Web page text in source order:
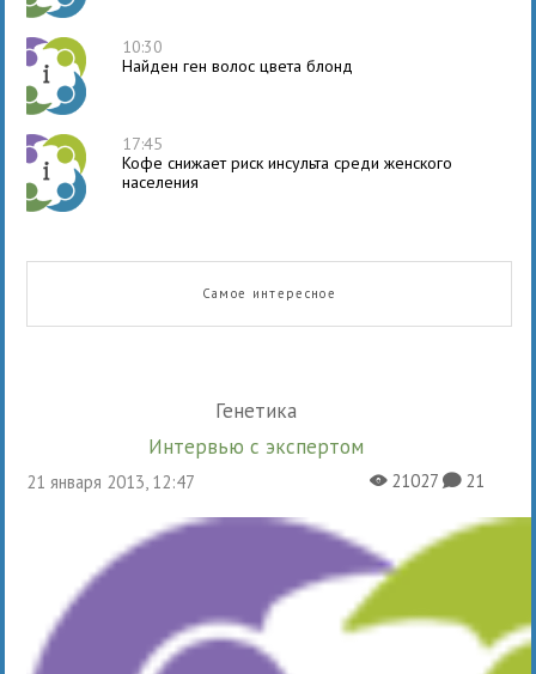
10:30
Найден ген волос цвета блонд
17:45
Кофе снижает риск инсульта среди женского
населения
Самое интересное
Генетика
Интервью с экспертом
21 января 2013, 12:47 X21027K21